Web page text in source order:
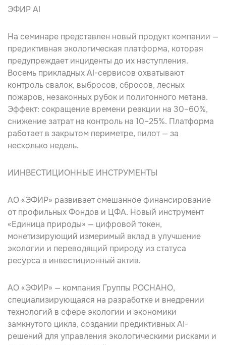
ЭФИР AI
На семинаре представлен новый продукт компании —
предиктивная экологическая платформа, которая
предупреждает инциденты до их наступления.
Восемь прикладных AI-сервисов охватывают
контроль свалок, выбросов, сбросов, лесных
пожаров, незаконных рубок и полигонного метана.
Эффект: сокращение времени реакции на 30–60%,
снижение затрат на контроль на 10–25%. Платформа
работает в закрытом периметре, пилот — за
несколько недель.
ИИНВЕСТИЦИОННЫЕ ИНСТРУМЕНТЫ
АО «ЭФИР» развивает смешанное финансирование
от профильных Фондов и ЦФА. Новый инструмент
«Единица природы» — цифровой токен,
монетизирующий измеримый вклад в улучшение
экологии и переводящий природу из статуса
ресурса в инвестиционный актив.
АО «ЭФИР» — компания Группы РОСНАНО,
специализирующаяся на разработке и внедрении
технологий в сфере экологии и экономики
замкнутого цикла, создании предиктивных AI-
решений для управления экологическими рисками и